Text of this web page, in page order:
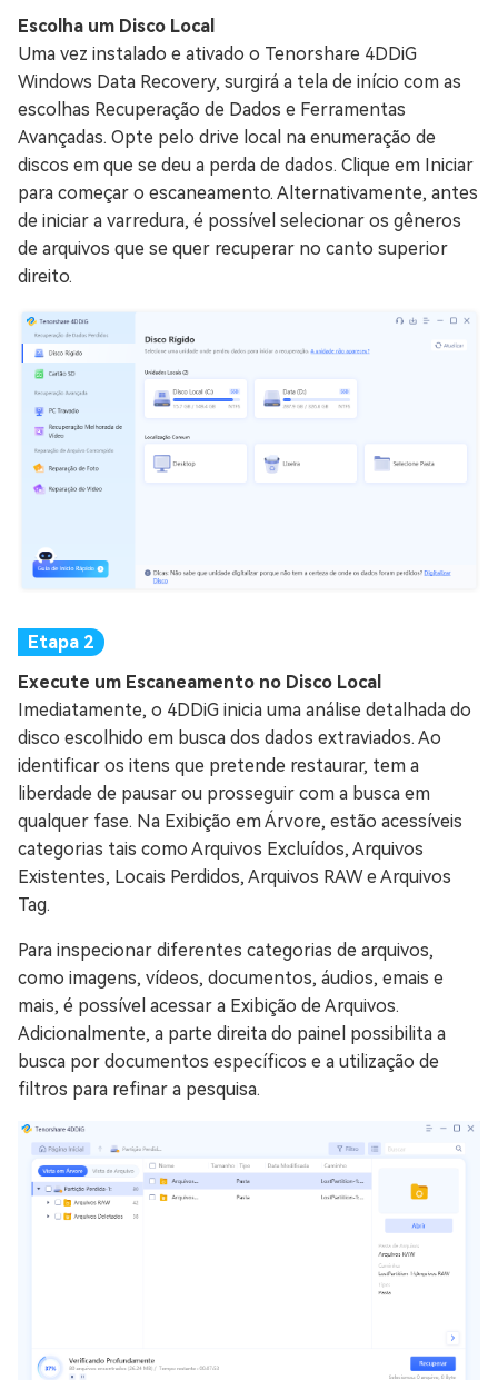
Escolha um Disco Local
Uma vez instalado e ativado o Tenorshare 4DDiG
Windows Data Recovery, surgirá a tela de início com as
escolhas Recuperação de Dados e Ferramentas
Avançadas. Opte pelo drive local na enumeração de
discos em que se deu a perda de dados. Clique em Iniciar
para começar o escaneamento. Alternativamente, antes
de iniciar a varredura, é possível selecionar os gêneros
de arquivos que se quer recuperar no canto superior
direito.
Execute um Escaneamento no Disco Local
Imediatamente, o 4DDiG inicia uma análise detalhada do
disco escolhido em busca dos dados extraviados. Ao
identificar os itens que pretende restaurar, tem a
liberdade de pausar ou prosseguir com a busca em
qualquer fase. Na Exibição em Árvore, estão acessíveis
categorias tais como Arquivos Excluídos, Arquivos
Existentes, Locais Perdidos, Arquivos RAW e Arquivos
Tag.
Para inspecionar diferentes categorias de arquivos,
como imagens, vídeos, documentos, áudios, emais e
mais, é possível acessar a Exibição de Arquivos.
Adicionalmente, a parte direita do painel possibilita a
busca por documentos específicos e a utilização de
filtros para refinar a pesquisa.